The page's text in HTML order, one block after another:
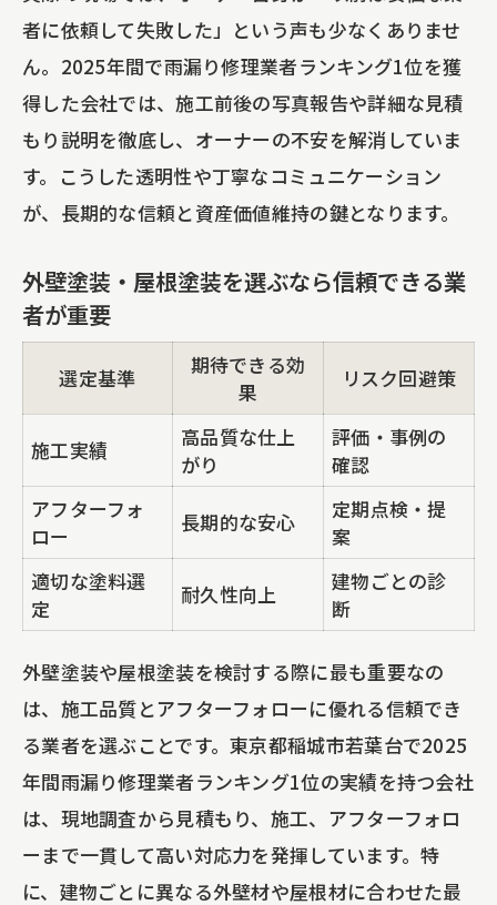
防水工事・一部補修で資産価値を保つ秘
訣
マンション外壁塗装の保証内容とアフタ
ーケア
外壁塗装・シーリング工事のセット施工
が人気の理由
ビル・戸建て一部補修の内容別比較表
外壁塗装や雨漏り修理を部分的に行うメ
リット
防水工事と一部補修の最適なタイミング
シーリング工事でビルの資産価値を守る
コツ
戸建て一部補修の失敗例から学ぶ注意点
者に依頼して失敗した」という声も少なくありませ
ん。2025年間で雨漏り修理業者ランキング1位を獲
得した会社では、施工前後の写真報告や詳細な見積
もり説明を徹底し、オーナーの不安を解消していま
す。こうした透明性や丁寧なコミュニケーション
が、長期的な信頼と資産価値維持の鍵となります。
外壁塗装・屋根塗装を選ぶなら信頼できる業
者が重要
選定基準
期待できる効
果
リスク回避策
施工実績
高品質な仕上
がり
評価・事例の
確認
アフターフォ
ロー
長期的な安心
定期点検・提
案
適切な塗料選
定
耐久性向上
建物ごとの診
断
外壁塗装や屋根塗装を検討する際に最も重要なの
は、施工品質とアフターフォローに優れる信頼でき
る業者を選ぶことです。東京都稲城市若葉台で2025
年間雨漏り修理業者ランキング1位の実績を持つ会社
は、現地調査から見積もり、施工、アフターフォロ
ーまで一貫して高い対応力を発揮しています。特
に、建物ごとに異なる外壁材や屋根材に合わせた最